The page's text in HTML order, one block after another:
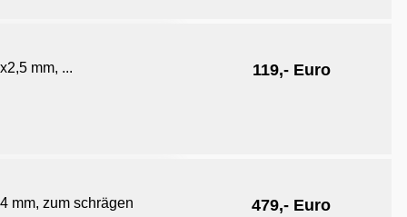
mm, ... 119,- Euro
mm, zum schrägen 479,- Euro